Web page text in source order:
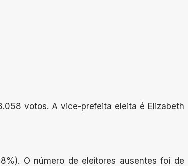
votos. A vice-prefeita eleita é Elizabeth
O número de eleitores ausentes foi de